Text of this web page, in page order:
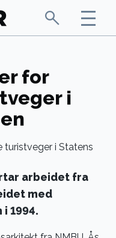
for
i
arbeidet fra
med
1994.